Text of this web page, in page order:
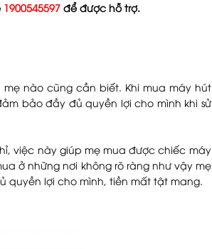
1900545597 để được hỗ trợ.
nào cũng cần biết. Khi mua máy hút
bảo đầy đủ quyền lợi cho mình khi sử
việc này giúp mẹ mua được chiếc máy
ở những nơi không rõ ràng như vậy mẹ
quyền lợi cho mình, tiền mất tật mang.